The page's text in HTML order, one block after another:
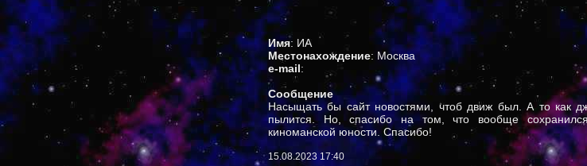
Имя: ИА
Местонахождение: Москва
e-mail:
Сообщение
Насыщать бы сайт новостями, чтоб движ был. А то как
пылится. Но, спасибо на том, что вообще
киноманской юности. Спасибо!
15.08.2023 17:40